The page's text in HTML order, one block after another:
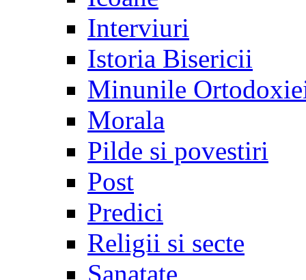
Interviuri
Istoria Bisericii
Minunile
Morala
Pilde si povestiri
Post
Predici
Religii si secte
Sanatate